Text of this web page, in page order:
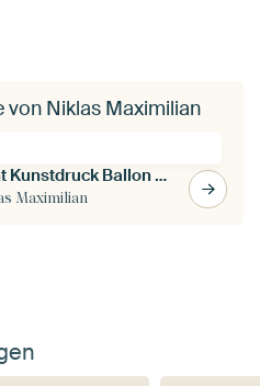
von Niklas Maximilian
Banksy Poster Print Kunstdruck Ballon Girl
Maximilian